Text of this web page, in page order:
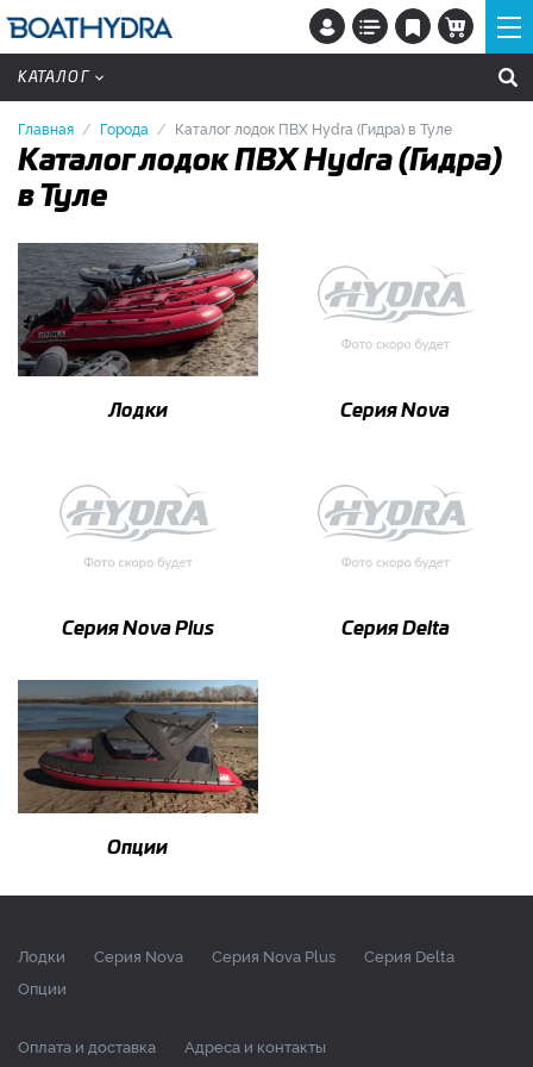
КАТАЛОГ
Главная Города Каталог лодок ПВХ Hydra (Гидра) в Туле
Каталог лодок ПВХ Hydra (Гидра)
в Туле
Лодки Серия Nova
Серия Nova Plus Серия Delta
Опции
Лодки Серия Nova Серия Nova Plus
Серия Delta
Опции
Оплата и доставка Адреса и контакты